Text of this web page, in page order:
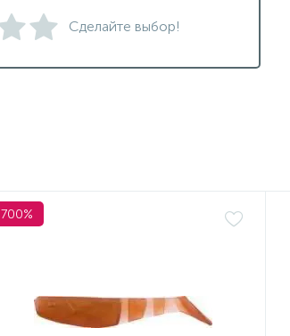
Сделайте выбор!
700%